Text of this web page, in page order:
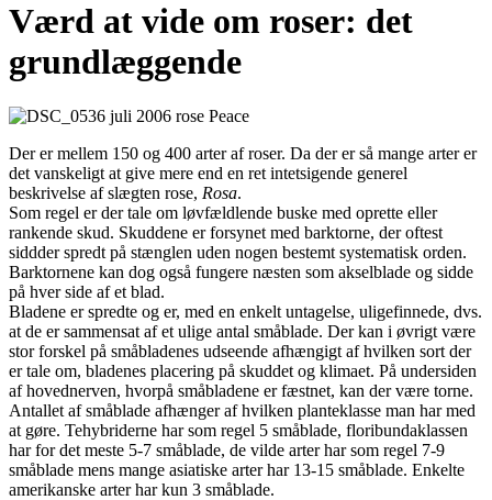
Værd at vide om roser: det
grundlæggende
Der er mellem 150 og 400 arter af roser. Da der er så mange arter er
det vanskeligt at give mere end en ret intetsigende generel
beskrivelse af slægten rose, Rosa.
Som regel er der tale om løvfældlende buske med oprette eller
rankende skud. Skuddene er forsynet med barktorne, der oftest
siddder spredt på stænglen uden nogen bestemt systematisk orden.
Barktornene kan dog også fungere næsten som akselblade og sidde
på hver side af et blad.
Bladene er spredte og er, med en enkelt untagelse, uligefinnede, dvs.
at de er sammensat af et ulige antal småblade. Der kan i øvrigt være
stor forskel på småbladenes udseende afhængigt af hvilken sort der
er tale om, bladenes placering på skuddet og klimaet. På undersiden
af hovednerven, hvorpå småbladene er fæstnet, kan der være torne.
Antallet af småblade afhænger af hvilken planteklasse man har med
at gøre. Tehybriderne har som regel 5 småblade, floribundaklassen
har for det meste 5-7 småblade, de vilde arter har som regel 7-9
småblade mens mange asiatiske arter har 13-15 småblade. Enkelte
amerikanske arter har kun 3 småblade.